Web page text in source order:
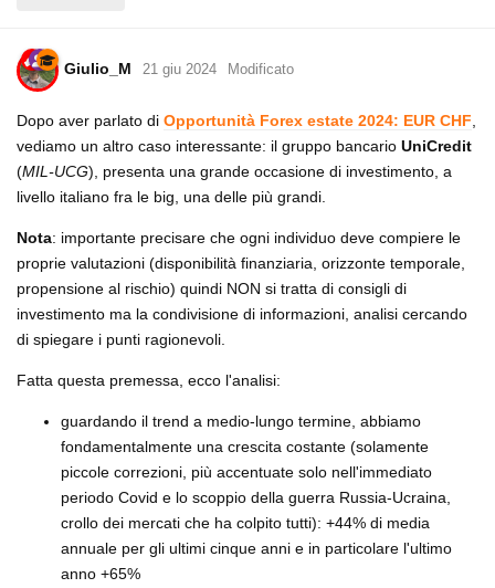
Giulio_M 21 giu 2024 Modificato
Dopo aver parlato di Opportunità Forex estate 2024: EUR CHF
vediamo un altro caso interessante: il gruppo bancario UniCredit
(MIL-UCG), presenta una grande occasione di investimento, a
livello italiano fra le big, una delle più grandi.
Nota: importante precisare che ogni individuo deve compiere le
proprie valutazioni (disponibilità finanziaria, orizzonte temporale,
propensione al rischio) quindi NON si tratta di consigli di
investimento ma la condivisione di informazioni, analisi cercando
di spiegare i punti ragionevoli.
Fatta questa premessa, ecco l'analisi:
guardando il trend a medio-lungo termine, abbiamo
fondamentalmente una crescita costante (solamente
piccole correzioni, più accentuate solo nell'immediato
periodo Covid e lo scoppio della guerra Russia-Ucraina,
crollo dei mercati che ha colpito tutti): +44% di media
annuale per gli ultimi cinque anni e in particolare l'ultimo
anno +65%